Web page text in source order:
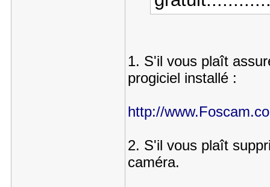
1. S'il vous plaît
progiciel installé :
http://
2. S'il vous plaît
caméra.